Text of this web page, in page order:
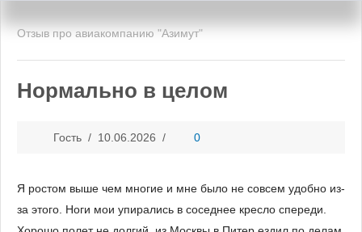
Отзыв про авиакомпанию "Азимут"
Нормально в целом
Гость / 10.06.2026 / 0
Я ростом выше чем многие и мне было не совсем удобно из-
за этого. Ноги мои упирались в соседнее кресло спереди.